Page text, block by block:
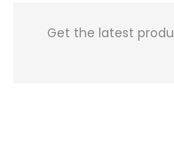
Get the latest